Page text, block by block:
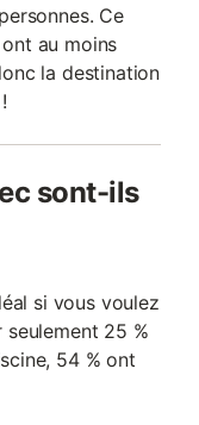
Ce
au moins
la destination
sont-ils
si vous voulez
seulement 25 %
54 % ont